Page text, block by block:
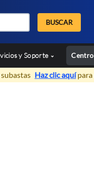
BUSCAR
y Soporte
Haz clic aquípara